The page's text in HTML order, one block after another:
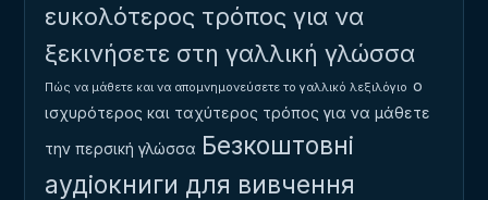
ευκολότερος τρόπος για να
ξεκινήσετε στη γαλλική γλώσσα
Πώς να μάθετε και να απομνημονεύσετε το γαλλικό λεξιλόγιο ο
ισχυρότερος και ταχύτερος τρόπος για να μάθετε
την περσική γλώσσα Безкоштовні
аудіокниги для вивчення